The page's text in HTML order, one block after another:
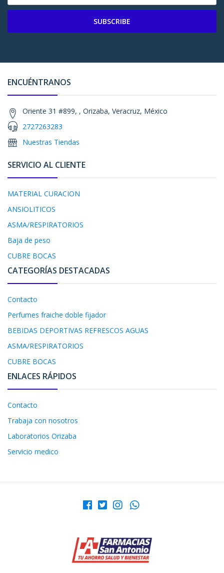
SUBSCRIBE
ENCUÉNTRANOS
Oriente 31 #899, , Orizaba, Veracruz, México
2727263283
Nuestras Tiendas
SERVICIO AL CLIENTE
MATERIAL CURACION
ANSIOLITICOS
ASMA/RESPIRATORIOS
Baja de peso
CUBRE BOCAS
CATEGORÍAS DESTACADAS
Contacto
Perfumes fraiche doble fijador
BEBIDAS DEPORTIVAS REFRESCOS AGUAS
ASMA/RESPIRATORIOS
CUBRE BOCAS
ENLACES RÁPIDOS
Contacto
Trabaja con nosotros
Laboratorios Orizaba
Servicio medico